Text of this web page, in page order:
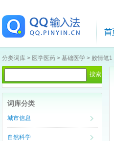
分类词库 > 医学医药 > 基础医学 > 败情笔1
词库分类
城市信息
自然科学